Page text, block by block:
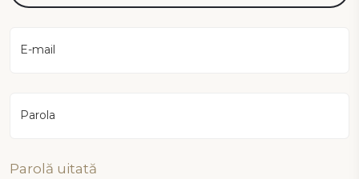
E-mail
Parola
Parolă uitată